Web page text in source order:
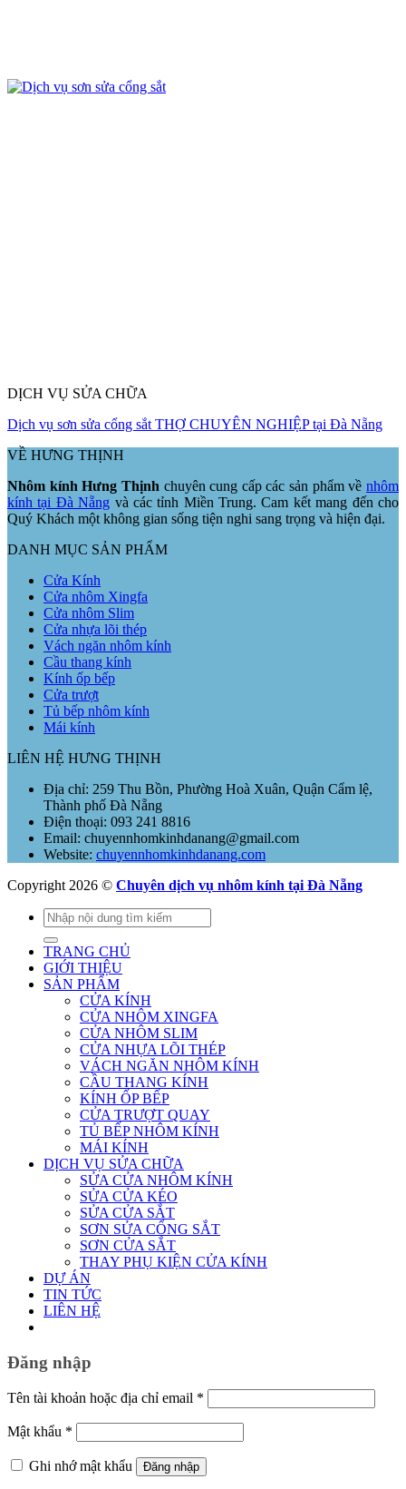
DỊCH VỤ SỬA CHỮA
Dịch vụ sơn sửa cổng sắt THỢ CHUYÊN NGHIỆP tại Đà Nẵng
VỀ HƯNG THỊNH
Nhôm kính Hưng Thịnh chuyên cung cấp các sản phẩm vềnhôm
kính tại Đà Nẵng và các tỉnh Miền Trung. Cam kết mang đến cho
Quý Khách một không gian sống tiện nghi sang trọng và hiện đại.
DANH MỤC SẢN PHẨM
Cửa Kính
Cửa nhôm Xingfa
Cửa nhôm Slim
Cửa nhựa lõi thép
Vách ngăn nhôm kính
Cầu thang kính
Kính ốp bếp
Cửa trượt
Tủ bếp nhôm kính
Mái kính
LIÊN HỆ HƯNG THỊNH
Địa chỉ: 259 Thu Bồn, Phường Hoà Xuân, Quận Cẩm lệ,
Thành phố Đà Nẵng
Điện thoại: 093 241 8816
Email: chuyennhomkinhdanang@gmail.com
Website: chuyennhomkinhdanang.com
Copyright 2026 © Chuyên dịch vụ nhôm kính tại Đà Nẵng
Tìm
kiếm:
TRANG CHỦ
GIỚI THIỆU
SẢN PHẨM
CỬA KÍNH
CỬA NHÔM XINGFA
CỬA NHÔM SLIM
CỬA NHỰA LÕI THÉP
VÁCH NGĂN NHÔM KÍNH
CẦU THANG KÍNH
KÍNH ỐP BẾP
CỬA TRƯỢT QUAY
TỦ BẾP NHÔM KÍNH
MÁI KÍNH
DỊCH VỤ SỬA CHỮA
SỬA CỬA NHÔM KÍNH
SỬA CỬA KÉO
SỬA CỬA SẮT
SƠN SỬA CỔNG SẮT
SƠN CỬA SẮT
THAY PHỤ KIỆN CỬA KÍNH
DỰ ÁN
TIN TỨC
LIÊN HỆ
Đăng nhập
Tên tài khoản hoặc địa chỉ email *
buộc
Mật khẩu *
buộc
Ghi nhớ mật khẩu
Đăng nhập